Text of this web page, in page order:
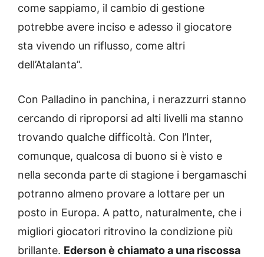
come sappiamo, il cambio di gestione
potrebbe avere inciso e adesso il giocatore
sta vivendo un riflusso, come altri
dell’Atalanta”.
Con Palladino in panchina, i nerazzurri stanno
cercando di riproporsi ad alti livelli ma stanno
trovando qualche difficoltà. Con l’Inter,
comunque, qualcosa di buono si è visto e
nella seconda parte di stagione i bergamaschi
potranno almeno provare a lottare per un
posto in Europa. A patto, naturalmente, che i
migliori giocatori ritrovino la condizione più
brillante. Ederson è chiamato a una riscossa